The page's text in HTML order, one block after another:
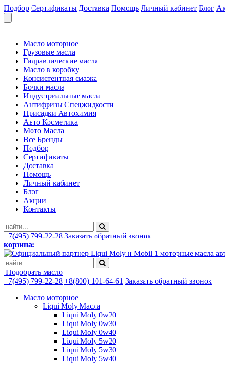
Подбор Сертификаты Доставка Помощь Личный кабинет Блог
Масло моторное
Грузовые масла
Гидравлические масла
Масло в коробку
Консистентная смазка
Бочки масла
Индустриальные масла
Антифризы Спецжидкости
Присадки Автохимия
Авто Косметика
Мото Масла
Все Бренды
Подбор
Сертификаты
Доставка
Помощь
Личный кабинет
Блог
Акции
Контакты
+7(495) 799-22-28 Заказать обратный звонок
корзина:
моторные масла
Подобрать масло
+7(495) 799-22-28 +8(800) 101-64-61 Заказать обратный звонок
Масло моторное
Liqui Moly Масла
Liqui Moly 0w20
Liqui Moly 0w30
Liqui Moly 0w40
Liqui Moly 5w20
Liqui Moly 5w30
Liqui Moly 5w40